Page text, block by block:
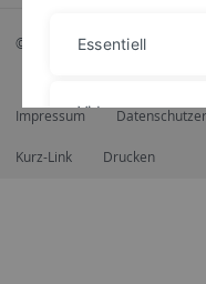
© 2026 Eberhard Karls
Impressum
Kurz-Link Drucken
Essentiell
Videos